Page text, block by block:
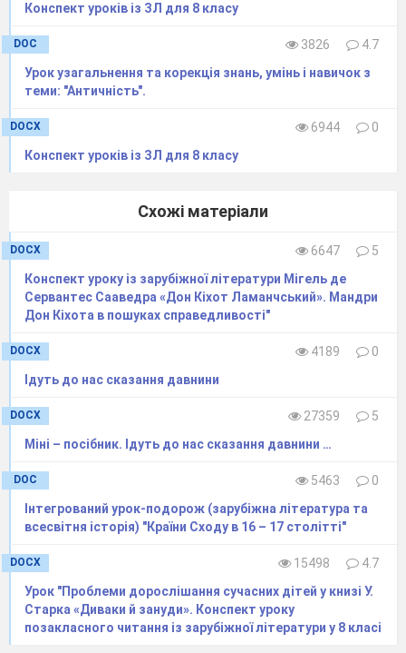
Конспект уроків із ЗЛ для 8 класу
DOC 3826
4.7
Урок узагальнення та корекція знань, умінь і навичок з
теми: "Античність".
DOCX 6944
0
Конспект уроків із ЗЛ для 8 класу
Схожі матеріали
DOCX 6647
5
Конспект уроку із зарубіжної літератури Мігель де
Сервантес Сааведра «Дон Кіхот Ламанчський». Мандри
Дон Кіхота в пошуках справедливості"
DOCX 4189
0
Ідуть до нас сказання давнини
DOCX 27359
5
Міні – посібник. Ідуть до нас сказання давнини …
DOC 5463
0
Інтегрований урок-подорож (зарубіжна література та
всесвітня історія) "Країни Сходу в 16 – 17 столітті"
DOCX 15498
4.7
Урок "Проблеми дорослішання сучасних дітей у книзі У.
Старка «Диваки й зануди». Конспект уроку
позакласного читання із зарубіжної літератури у 8 класі